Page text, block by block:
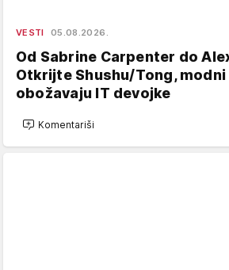
VESTI 05.08.2026.
Od Sabrine Carpenter do
Otkrijte Shushu/Tong,
obožavaju IT devojke
Komentariši